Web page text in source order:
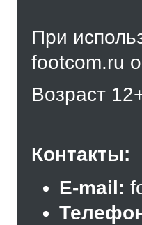
При
footcom.ru
Возраст
Контакты:
E-mail: